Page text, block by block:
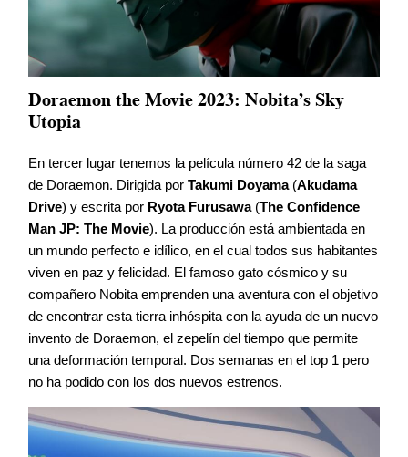
Doraemon the Movie 2023: Nobita’s Sky
Utopia
En tercer lugar tenemos la película número 42 de la saga
de Doraemon. Dirigida por Takumi Doyama(Akudama
Drive) y escrita por Ryota Furusawa(The Confidence
Man JP: The Movie). La producción está ambientada en
un mundo perfecto e idílico, en el cual todos sus habitantes
viven en paz y felicidad. El famoso gato cósmico y su
compañero Nobita emprenden una aventura con el objetivo
de encontrar esta tierra inhóspita con la ayuda de un nuevo
invento de Doraemon, el zepelín del tiempo que permite
una deformación temporal. Dos semanas en el top 1 pero
no ha podido con los dos nuevos estrenos.